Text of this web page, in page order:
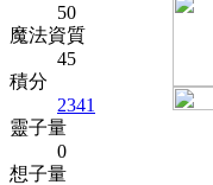
50
魔法資質
45
積分
2341
靈子量
0
想子量